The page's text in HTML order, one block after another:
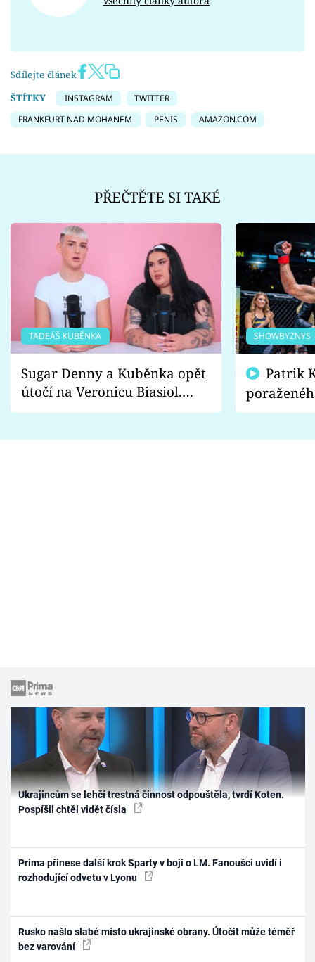
Sdílejte článek
ŠTÍTKY
INSTAGRAM
TWITTER
FRANKFURT NAD MOHANEM
PENIS AMAZON.COM
PŘEČTĚTE SI TAKÉ
TADEÁŠ KUBĚNKA
Sugar Denny a Kuběnka opět
útočí na Veronicu Biasiol.
Proč je podle nich falešná a
SHOWBYZNYS
fanoušci
Ukrajincům se lehčí trestná činnost odpouštěla, tvrdí Koten.
Pospíšil chtěl vidět čísla
Prima přinese další krok Sparty v boji o LM. Fanoušci uvidí i
rozhodující odvetu v Lyonu
Rusko našlo slabé místo ukrajinské obrany. Útočit může téměř
bez varování